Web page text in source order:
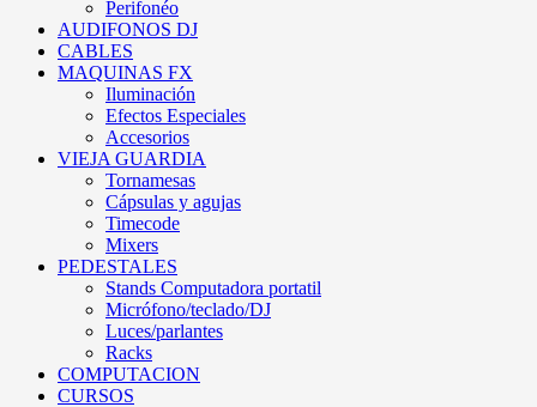
Perifonéo
AUDIFONOS DJ
CABLES
MAQUINAS FX
Iluminación
Efectos Especiales
Accesorios
VIEJA GUARDIA
Tornamesas
Cápsulas y agujas
Timecode
Mixers
PEDESTALES
Stands Computadora portatil
Micrófono/teclado/DJ
Luces/parlantes
Racks
COMPUTACION
CURSOS